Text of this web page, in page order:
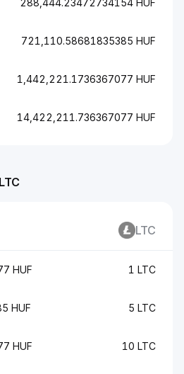
288,444.23472734154 HUF
721,110.58681835385 HUF
1,442,221.1736367077 HUF
14,422,211.736367077 HUF
LTC
HUF 1 LTC
HUF 5 LTC
HUF 10 LTC